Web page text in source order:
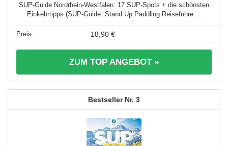
SUP-Guide Nordrhein-Westfalen: 17 SUP-Spots + die schönsten
Einkehrtipps (SUP-Guide: Stand Up Paddling Reiseführe ...
18,90 €
ZUM TOP ANGEBOT »
3